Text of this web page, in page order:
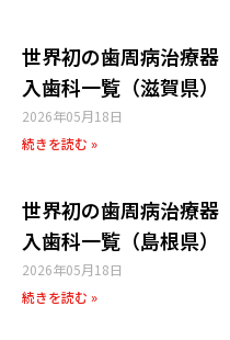
世界初の歯周病治療器
入歯科一覧（滋賀県）
2026年05月18日
続きを読む »
世界初の歯周病治療器
入歯科一覧（島根県）
2026年05月18日
続きを読む »